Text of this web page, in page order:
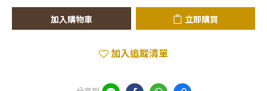
加入購物車 立即購買
加入追蹤清單